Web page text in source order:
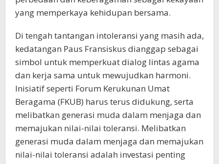
yang memperkaya kehidupan bersama.
Di tengah tantangan intoleransi yang masih ada,
kedatangan Paus Fransiskus dianggap sebagai
simbol untuk memperkuat dialog lintas agama
dan kerja sama untuk mewujudkan harmoni.
Inisiatif seperti Forum Kerukunan Umat
Beragama (FKUB) harus terus didukung, serta
melibatkan generasi muda dalam menjaga dan
memajukan nilai-nilai toleransi. Melibatkan
generasi muda dalam menjaga dan memajukan
nilai-nilai toleransi adalah investasi penting